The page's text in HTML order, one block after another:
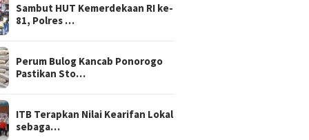
Sambut HUT Kemerdekaan RI ke-
81, Polres …
Perum Bulog Kancab Ponorogo
Pastikan Sto…
ITB Terapkan Nilai Kearifan Lokal
sebaga…